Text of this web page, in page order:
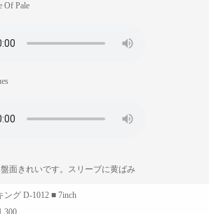
Of Pale
面きれいです。スリーブに黄ばみ
ング D-1012 ■ 7inch